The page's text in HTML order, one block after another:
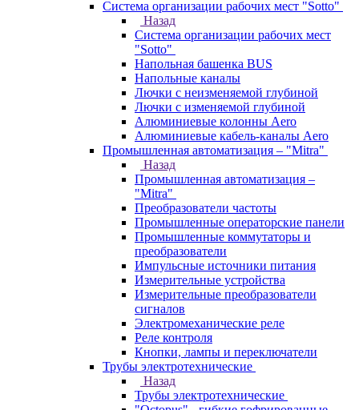
Система организации рабочих мест "Sotto"
Назад
Система организации рабочих мест
"Sotto"
Напольная башенка BUS
Напольные каналы
Лючки с неизменяемой глубиной
Лючки с изменяемой глубиной
Алюминиевые колонны Aero
Алюминиевые кабель-каналы Aero
Промышленная автоматизация – "Mitra"
Назад
Промышленная автоматизация –
"Mitra"
Преобразователи частоты
Промышленные операторские панели
Промышленные коммутаторы и
преобразователи
Импульсные источники питания
Измерительные устройства
Измерительные преобразователи
сигналов
Электромеханические реле
Реле контроля
Кнопки, лампы и переключатели
Трубы электротехнические
Назад
Трубы электротехнические